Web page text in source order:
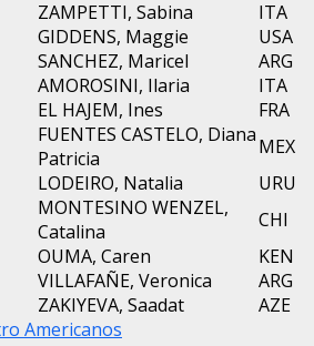
ZAMPETTI, Sabina
ITA
GIDDENS, Maggie
USA
SANCHEZ, Maricel
ARG
AMOROSINI, Ilaria
ITA
EL HAJEM, Ines
FRA
FUENTES CASTELO, Diana
Patricia
MEX
LODEIRO, Natalia
URU
MONTESINO WENZEL,
Catalina
CHI
OUMA, Caren
KEN
VILLAFAÑE, Veronica
ARG
ZAKIYEVA, Saadat
AZE
Americanos